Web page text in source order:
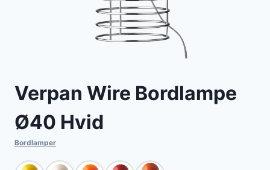
Verpan Wire Bordlampe
Ø40 Hvid
Bordlamper